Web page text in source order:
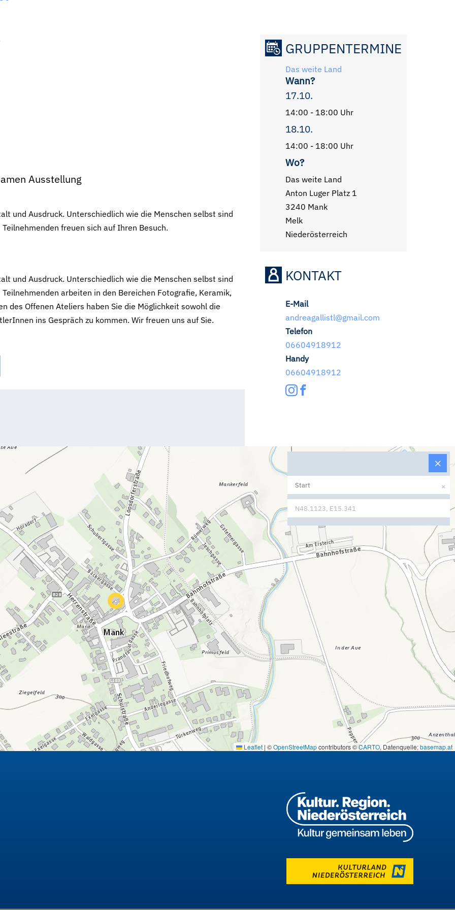
Ausstellung
und Ausdruck. Unterschiedlich wie die Menschen selbst sind
freuen sich auf Ihren Besuch.
und Ausdruck. Unterschiedlich wie die Menschen selbst sind
arbeiten in den Bereichen Fotografie, Keramik,
des Offenen Ateliers haben Sie die Möglichkeit sowohl die
ins Gespräch zu kommen. Wir freuen uns auf Sie.
GRUPPENTERMINE
Das weite Land
Wann?
17.10.
14:00 - 18:00 Uhr
18.10.
14:00 - 18:00 Uhr
Wo?
Das weite Land
Anton Luger Platz 1
3240 Mank
Melk
Niederösterreich
KONTAKT
E-Mail
andreagallistl@gmail.com
Telefon
06604918912
Handy
06604918912
Leaflet | ©OpenStreetMapcontributors ©CARTO, Datenquelle:basemap.at